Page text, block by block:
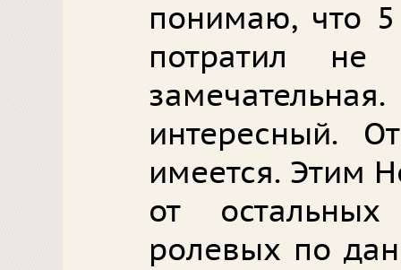
понимаю, что 5
потратил
интересный.
имеется. Этим
от
ролевых по